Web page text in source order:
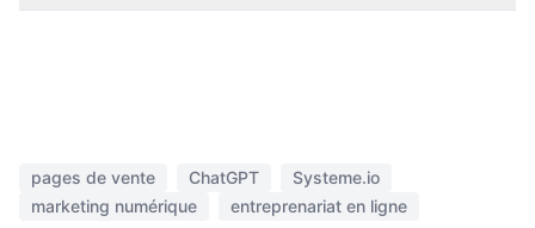
pages de vente ChatGPT
Systeme.io
marketing numérique
entreprenariat en ligne